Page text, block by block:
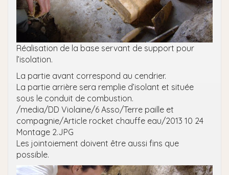
Réalisation de la base servant de support pour
l’isolation.
La partie avant correspond au cendrier.
La partie arrière sera remplie d’isolant et située
sous le conduit de combustion.
/media/DD Violaine/6 Asso/Terre paille et
compagnie/Article rocket chauffe eau/2013 10 24
Montage 2.JPG
Les jointoiement doivent être aussi fins que
possible.